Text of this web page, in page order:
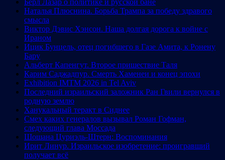
Берл Лазар о политике и русской бане
Наталья Плюснина. Борьба Трампа за победу здравого
смысла
Виктор Дэвис Хэнсон. Наша долгая дорога к войне с
Ираном
Ицик Бунцель, отец погибшего в Газе Амита, к Ронену
Бару
Альберт Капенгут. Второе пришествие Таля
Карим Саджадпур. Смерть Хаменеи и конец эпохи
Exhibition IMTM 2026 in Tel Aviv
Последний израильский заложник Ран Гвили вернулся в
родную землю
Ханукальный теракт в Сиднее
Смех каких генералов вызывал Роман Гофман,
следующий глава Моссада
Шошана Цуриэль-Штерн: Воспоминания
Ирит Линур. Израильское изобретение: проигравший
получает всё